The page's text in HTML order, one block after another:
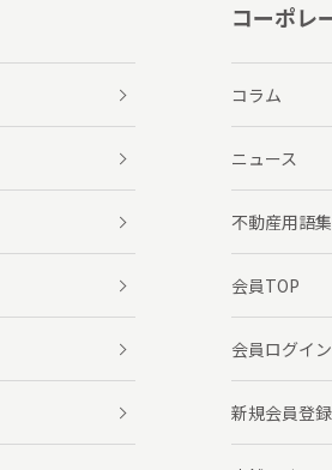
コーポレ
コラム
ニュース
不動産用語集
会員TOP
会員ログイン
新規会員登録